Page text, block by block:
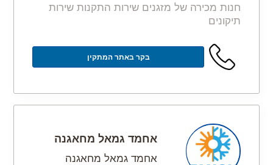
חנות מכירה של מזגנים שירות התקנות שירות
תיקונים
בקר באתר המתקין
אחמד גמאל מחאגנה
אחמד גמאל מחאגנה